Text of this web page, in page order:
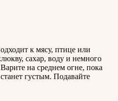
к мясу, птице или
сахар, воду и немного
на среднем огне, пока
густым. Подавайте